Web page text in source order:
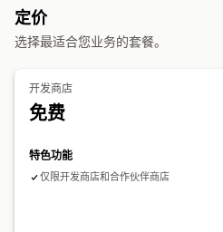
优惠和建议
订阅升级
分析
定价
选择最适合您业务的套餐。
开发商店
免费
特色功能
仅限开发商店和合作伙伴商店